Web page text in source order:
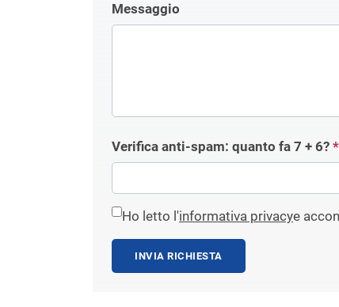
Messaggio
Verifica anti-spam: quanto fa 7 + 6? *
Ho letto l'informativa privacye
INVIA RICHIESTA